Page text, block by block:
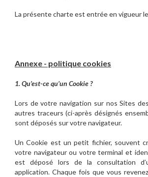
La présente charte est entrée en vigueur le
Annexe - politique cookies
1. Qu’est-ce qu’un Cookie ?
Lors de votre navigation sur nos Sites
autres traceurs (ci-après désignés
sont déposés sur votre navigateur.
Un Cookie est un petit fichier, souvent
votre navigateur ou votre terminal et
est déposé lors de la consultation
application. Chaque fois que vous